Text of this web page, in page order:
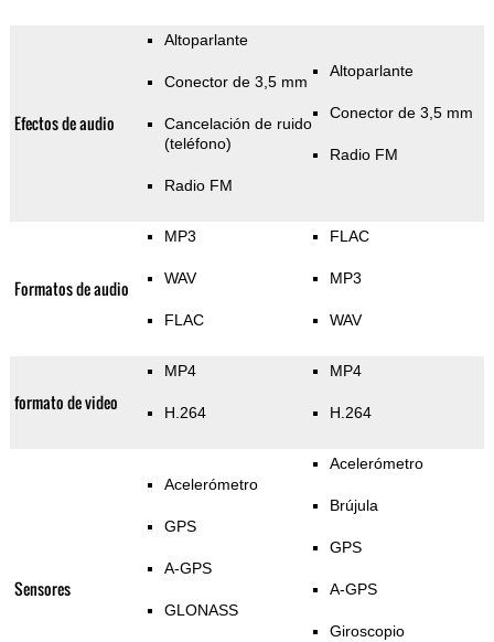
Efectos de audio
Altoparlante
Conector de 3,5 mm
Cancelación de ruido
(teléfono)
Radio FM
Altoparlante
Conector de 3,5 mm
Radio FM
Formatos de audio
MP3
WAV
FLAC
FLAC
MP3
WAV
formato de video
MP4
H.264
MP4
H.264
Sensores
Acelerómetro
GPS
A-GPS
GLONASS
Acelerómetro
Brújula
GPS
A-GPS
Giroscopio